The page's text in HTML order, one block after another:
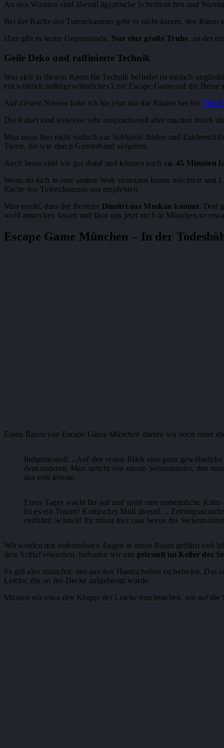
An den Wänden sind überall ägyptische Schriftzeichen und
Bei der Rache des Tutenchamuns geht es nicht darum, den
Hier gibt es keine Gegenstände. Nur eine große Truhe, an der
Geile Deko und raffinierte Technik
Was sich in diesem Raum für Technik befindet ist einfach
ein wirklich außergewöhnliches Live Escape Game auf die Beine
Auf diesem Niveau habe ich bis jetzt nur die Räume bei bei The
Die Rätsel sind teilweise sehr anspruchsvoll aber machen durch
Man muss hier nicht einfach nur Schlüssel finden und
Türen, die wie durch Geisterhand aufgehen.
Auch heute sind wir gut drauf und können nach ca. 45 Minuten
Wenn du dich in eine andere Welt versetzen lassen möchtest
Rache des Tutenchamuns nur empfehlen.
Man merkt, dass der Besitzer Dimitri aus Moskau kommt. Dort
wohl anstecken lassen und lässt uns jetzt auch in München so
Escape Game München – In der
Einen Raum von Escape Game München dürfen wir noch unter
Industriestadt…Auf den ersten Blick eine ganz
dem anderen. Man spricht von einem Serienmörder, den
das sein könnte.
Eines Tages wacht Ihr auf und spürt eine unheimliche
Ist es ein Traum? Komischer Müll überall…
entführt! Schnell! Ihr müsst hier raus bevor der
Wir werden mit verbundenen Augen in einen Raum geführt und
dem Schlaf erwachen, befinden wir uns gefesselt im Keller des
Es gilt also zunächst, uns aus den Handschellen zu befreien.
Leiche, die an der Decke aufgehängt wurde.
Müssen wir etwa den Körper der Leiche durchsuchen, um auf die